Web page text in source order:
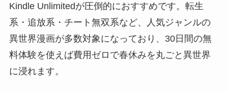
Kindle Unlimitedが圧倒的におすすめです。転生
系・追放系・チート無双系など、人気ジャンルの
異世界漫画が多数対象になっており、30日間の無
料体験を使えば費用ゼロで春休みを丸ごと異世界
に浸れます。